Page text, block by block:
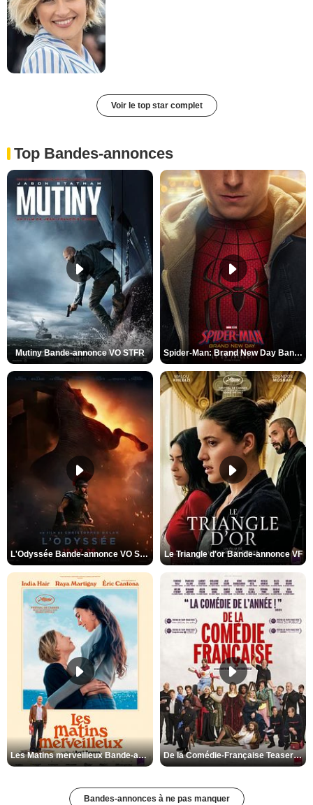
Voir le top star complet
Top Bandes-annonces
Mutiny Bande-annonce VO STFR Spider-Man: Brand New Day Bande-annonce VO STFR
L'Odyssée Bande-annonce VO STFR Le Triangle d'or Bande-annonce VF
Les Matins merveilleux Bande-annonce VF De la Comédie-Française Teaser VF
Bandes-annonces à ne pas manquer